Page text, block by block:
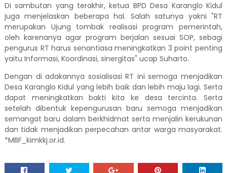
Di sambutan yang terakhir, ketua BPD Desa Karanglo Kidul
juga menjelaskan beberapa hal. Salah satunya yakni "RT
merupakan Ujung tombak realisasi program pemerintah,
oleh karenanya agar program berjalan sesuai SOP, sebagi
pengurus RT harus senantiasa meningkatkan 3 point penting
yaitu Informasi, Koordinasi, sinergitas" ucap Suharto.
Dengan di adakannya sosialisasi RT ini semoga menjadikan
Desa Karanglo Kidul yang lebih baik dan lebih maju lagi. Serta
dapat meningkatkan bakti kita ke desa tercinta. Serta
setelah dibentuk kepengurusan baru semoga menjadikan
semangat baru dalam berkhidmat serta menjalin kerukunan
dan tidak menjadikan perpecahan antar warga masyarakat.
*MBF_kimkkj.or.id.